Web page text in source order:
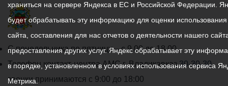
График
работы
администрации
С понедельника по пятницу – с 9.00 до 18.00
Телефон контакт-центра АМС г. Владикавказ30-30-30
звонки принимаются с 9:00 до 18:00
храниться на сервере Яндекса в ЕС и Российской Федерации.
будет обрабатывать эту информацию для оценки
сайта, составления для нас отчетов о деятельности нашего
предоставления других услуг. Яндекс обрабатывает эту
в порядке, установленном в условиях использования сервиса
Метрика.